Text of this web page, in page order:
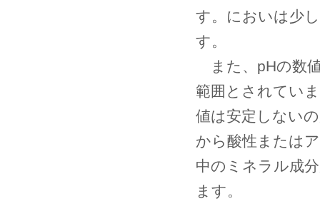
す。においは少
す。
また、pHの数
範囲とされてい
値は安定しない
から酸性または
中のミネラル成
ます。